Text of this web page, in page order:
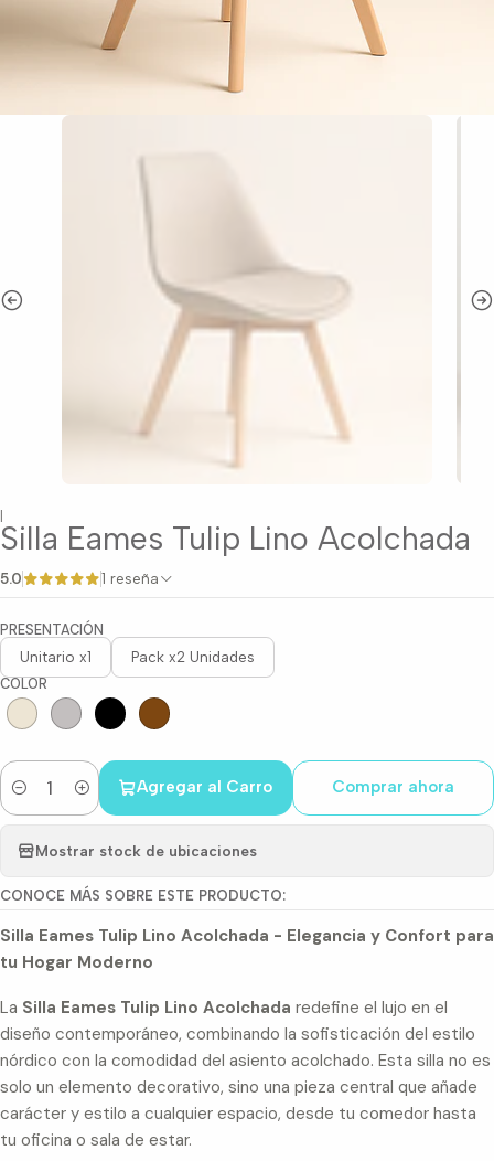
|
Silla Eames Tulip Lino Acolchada
5.0 1 reseña
PRESENTACIÓN
Unitario x1 Pack x2 Unidades
COLOR
Cantidad
Agregar al Carro Comprar ahora
Mostrar stock de ubicaciones
CONOCE MÁS SOBRE ESTE PRODUCTO:
Silla Eames Tulip Lino Acolchada - Elegancia y Confort para
tu Hogar Moderno
La Silla Eames Tulip Lino Acolchada redefine el lujo en el
diseño contemporáneo, combinando la sofisticación del estilo
nórdico con la comodidad del asiento acolchado. Esta silla no es
solo un elemento decorativo, sino una pieza central que añade
carácter y estilo a cualquier espacio, desde tu comedor hasta
tu oficina o sala de estar.